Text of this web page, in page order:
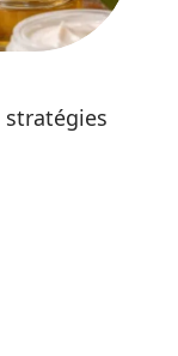
stratégies